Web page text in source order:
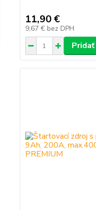
11,90 €
9,67 € bez DPH